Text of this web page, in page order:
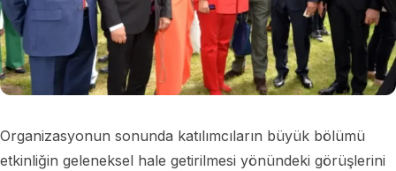
Organizasyonun sonunda katılımcıların büyük bölümü
etkinliğin geleneksel hale getirilmesi yönündeki görüşlerini